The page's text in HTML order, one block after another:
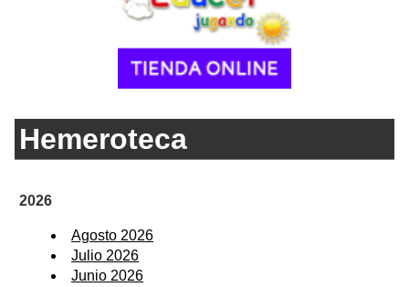
Hemeroteca
2026
Agosto 2026
Julio 2026
Junio 2026